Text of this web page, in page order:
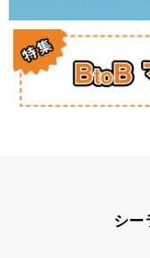
シー